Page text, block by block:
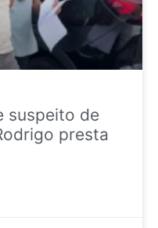
suspeito de
presta